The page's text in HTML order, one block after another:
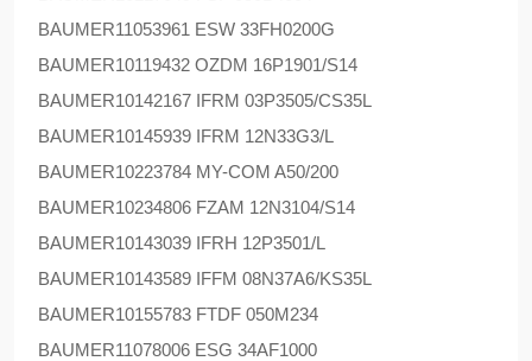
BAUMER11053961 ESW 33FH0200G
BAUMER10119432 OZDM 16P1901/S14
BAUMER10142167 IFRM 03P3505/CS35L
BAUMER10145939 IFRM 12N33G3/L
BAUMER10223784 MY-COM A50/200
BAUMER10234806 FZAM 12N3104/S14
BAUMER10143039 IFRH 12P3501/L
BAUMER10143589 IFFM 08N37A6/KS35L
BAUMER10155783 FTDF 050M234
BAUMER11078006 ESG 34AF1000